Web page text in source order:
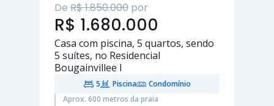
De R$ 1.850.000 por
R$ 1.680.000
Casa com piscina, 5 quartos, sendo
5 suítes, no Residencial
Bougainvillee I
5 Piscina
Condomínio
Aprox. 600 metros da praia